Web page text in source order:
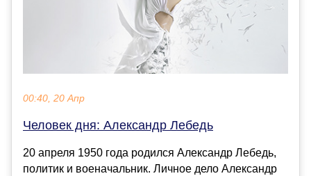
00:40, 20 Апр
Человек дня: Александр Лебедь
20 апреля 1950 года родился Александр Лебедь,
политик и военачальник. Личное дело Александр